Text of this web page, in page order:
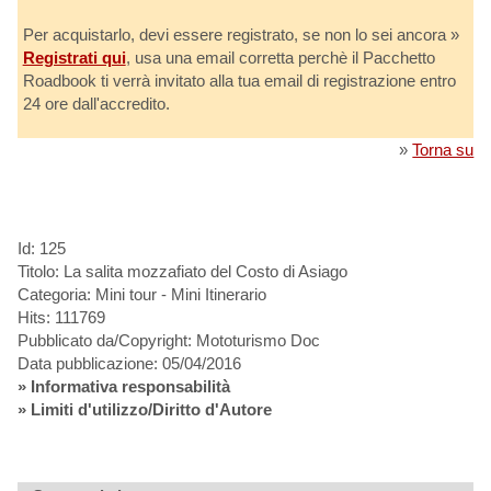
Per acquistarlo, devi essere registrato, se non lo sei ancora »
Registrati qui, usa una email corretta perchè il Pacchetto
Roadbook ti verrà invitato alla tua email di registrazione entro
24 ore dall'accredito.
»Torna su
Id: 125
Titolo: La salita mozzafiato del Costo di Asiago
Categoria: Mini tour - Mini Itinerario
Hits: 111769
Pubblicato da/Copyright: Mototurismo Doc
Data pubblicazione: 05/04/2016
» Informativa responsabilità
» Limiti d'utilizzo/Diritto d'Autore